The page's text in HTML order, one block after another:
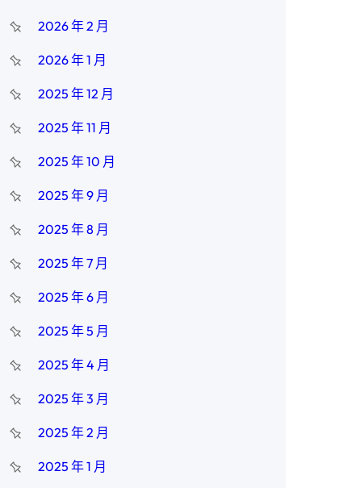
2026 年 2 月
2026 年 1 月
2025 年 12 月
2025 年 11 月
2025 年 10 月
2025 年 9 月
2025 年 8 月
2025 年 7 月
2025 年 6 月
2025 年 5 月
2025 年 4 月
2025 年 3 月
2025 年 2 月
2025 年 1 月